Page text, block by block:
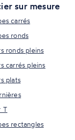
sur mesure
carrés
ronds
ronds pleins
carrés pleins
plats
T
rectangles